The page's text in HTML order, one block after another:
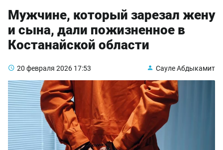
Мужчине, который зарезал жену
и сына, дали пожизненное в
Костанайской области
20 февраля 2026 17:53 Сауле Абдыкамит